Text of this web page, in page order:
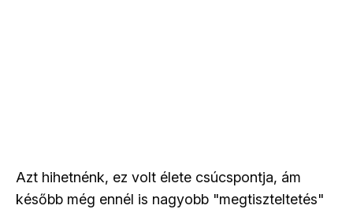
Azt hihetnénk, ez volt élete csúcspontja, ám
később még ennél is nagyobb "megtiszteltetés"